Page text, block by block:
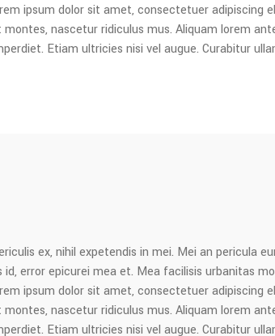
ipsum dolor sit amet, consectetuer adipiscing
nascetur ridiculus mus. Aliquam lorem
Etiam ultricies nisi vel augue. Curabitur
ex, nihil expetendis in mei. Mei an pericula
error epicurei mea et. Mea facilisis urbanitas
ipsum dolor sit amet, consectetuer adipiscing
nascetur ridiculus mus. Aliquam lorem
Etiam ultricies nisi vel augue. Curabitur